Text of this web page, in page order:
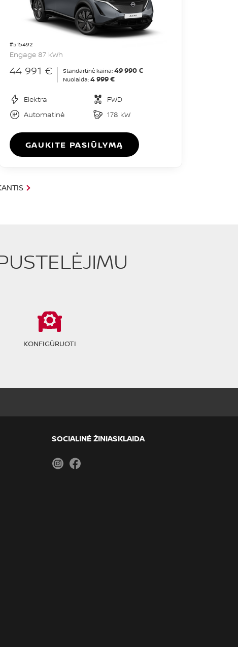
#515492
Engage 87 kWh
44 991 € Standartinė kaina: 49 990 €
Nuolaida: 4 999 €
Elektra
FWD
Automatinė
178 kW
GAUKITE PASIŪLYMĄ
KONFIGŪRUOTI
SOCIALINĖ ŽINIASKLAIDA
Instagram